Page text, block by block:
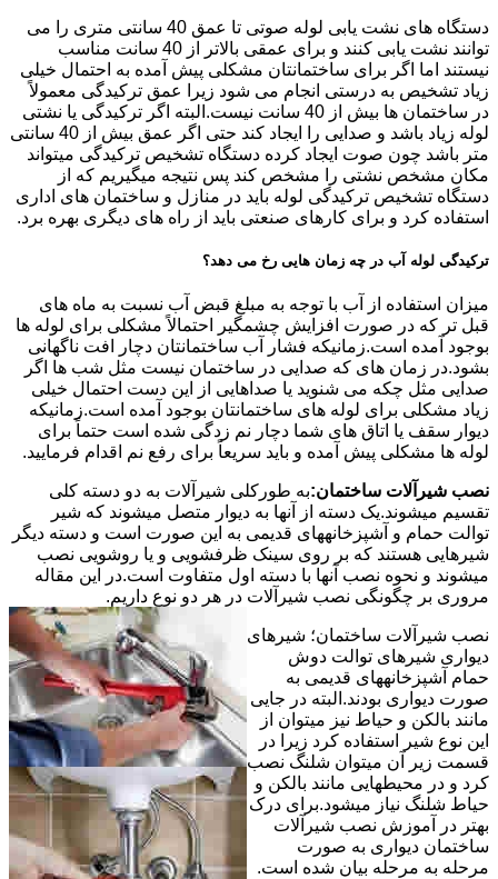
دستگاه های نشت یابی لوله صوتی تا عمق 40 سانتی متری را می
توانند نشت یابی کنند و برای عمقی بالاتر از 40 سانت مناسب
نیستند اما اگر برای ساختمانتان مشکلی پیش آمده به احتمال خیلی
زیاد تشخیص به درستی انجام می شود زیرا عمق ترکیدگی معمولاً
در ساختمان ها بیش از 40 سانت نیست.البته اگر ترکیدگی یا نشتی
لوله زیاد باشد و صدایی را ایجاد کند حتی اگر عمق بیش از 40 سانتی
متر باشد چون صوت ایجاد کرده دستگاه تشخیص ترکیدگی میتواند
مکان مشخص نشتی را مشخص کند پس نتیجه میگیریم که از
دستگاه تشخیص ترکیدگی لوله باید در منازل و ساختمان های اداری
استفاده کرد و برای کارهای صنعتی باید از راه های دیگری بهره برد.
ترکیدگی لوله آب در چه زمان هایی رخ می دهد؟
میزان استفاده از آب با توجه به مبلغ قبض آب نسبت به ماه های
قبل تر که در صورت افزایش چشمگیر احتمالاً مشکلی برای لوله ها
بوجود آمده است.زمانیکه فشار آب ساختمانتان دچار افت ناگهانی
بشود.در زمان های که صدایی در ساختمان نیست مثل شب ها اگر
صدایی مثل چکه می شنوید یا صداهایی از این دست احتمال خیلی
زیاد مشکلی برای لوله های ساختمانتان بوجود آمده است.زمانیکه
دیوار سقف یا اتاق های شما دچار نم زدگی شده است حتماً برای
لوله ها مشکلی پیش آمده و باید سریعاً برای رفع نم اقدام فرمایید.
نصب شیرآلات ساختمان:به طورکلی شیرآلات به دو دسته کلی
تقسیم میشوند.یک دسته از آنها به دیوار متصل میشوند که شیر
توالت حمام و آشپزخانههای قدیمی به این صورت است و دسته دیگر
شیرهایی هستند که بر روی سینک ظرفشویی و یا روشویی نصب
میشوند و نحوه نصب آنها با دسته اول متفاوت است.در این مقاله
مروری بر چگونگی نصب شیرآلات در هر دو نوع داریم.
نصب شیرآلات ساختمان؛ شیرهای
دیواری شیرهای توالت دوش
حمام آشپزخانههای قدیمی به
صورت دیواری بودند.البته در جایی
مانند بالکن و حیاط نیز میتوان از
این نوع شیر استفاده کرد زیرا در
قسمت زیر آن میتوان شلنگ نصب
کرد و در محیطهایی مانند بالکن و
حیاط شلنگ نیاز میشود.برای درک
بهتر در آموزش نصب شیرآلات
ساختمان دیواری به صورت
مرحله به مرحله بیان شده است.